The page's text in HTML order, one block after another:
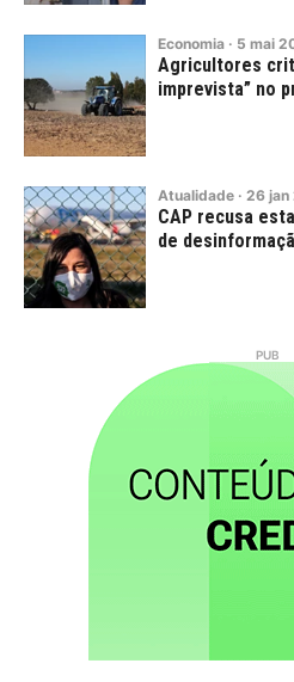
Economia · 5 mai
Agricultores
imprevista” no
Atualidade · 26 jan
CAP recusa
de